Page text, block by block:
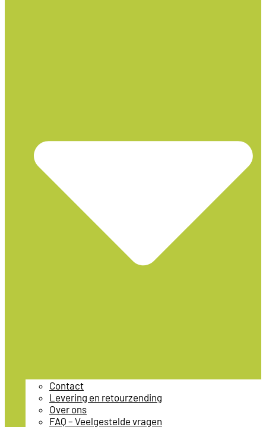
Contact
Levering en retourzending
Over ons
FAQ – Veelgestelde vragen